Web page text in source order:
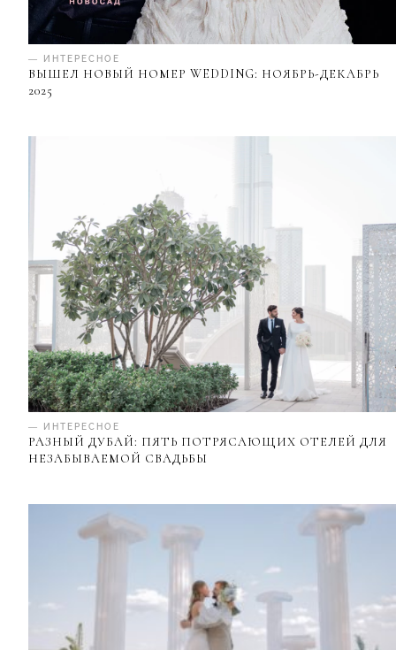
— ИНТЕРЕСНОЕ
ВЫШЕЛ НОВЫЙ НОМЕР WEDDING: НОЯБРЬ-ДЕКАБРЬ
2025
— ИНТЕРЕСНОЕ
РАЗНЫЙ ДУБАЙ: ПЯТЬ ПОТРЯСАЮЩИХ ОТЕЛЕЙ ДЛЯ
НЕЗАБЫВАЕМОЙ СВАДЬБЫ